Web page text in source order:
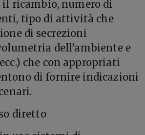
ricambio, numero di
tipo di attività che
di secrezioni
dell’ambiente e
che con appropriati
di fornire indicazioni
diretto